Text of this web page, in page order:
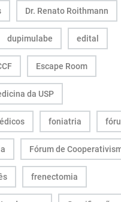
Dr. Renato Roithmann
dupimulabe edital
Escape Room
da USP
foniatria
Fórum de
frenectomia